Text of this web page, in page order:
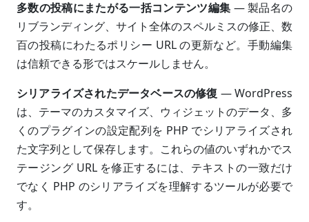
多数の投稿にまたがる一括コンテンツ編集 — 製品名の
リブランディング、サイト全体のスペルミスの修正、数
百の投稿にわたるポリシー URL の更新など。手動編集
は信頼できる形ではスケールしません。
シリアライズされたデータベースの修復 — WordPress
は、テーマのカスタマイズ、ウィジェットのデータ、多
くのプラグインの設定配列を PHP でシリアライズされ
た文字列として保存します。これらの値のいずれかでス
テージング URL を修正するには、テキストの一致だけ
でなく PHP のシリアライズを理解するツールが必要で
す。